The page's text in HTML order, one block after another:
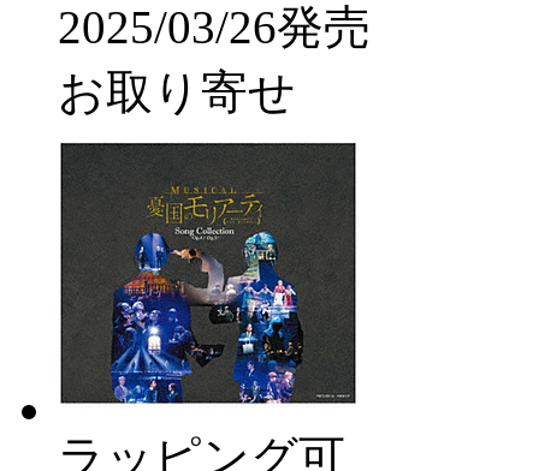
2025/03/26発売
お取り寄せ
ラッピング可